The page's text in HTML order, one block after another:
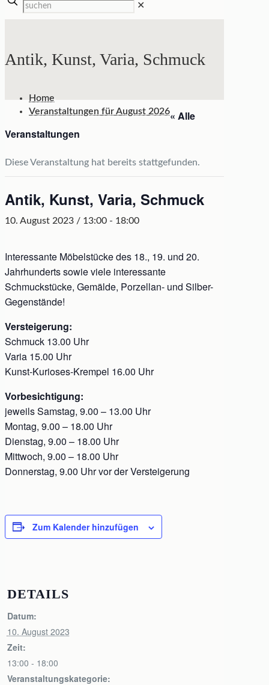
✕
Antik, Kunst, Varia, Schmuck
Home
Veranstaltungen für August 2026« Alle
Veranstaltungen
Diese Veranstaltung hat bereits stattgefunden.
Antik, Kunst, Varia, Schmuck
10. August 2023 / 13:00 - 18:00
Interessante Möbelstücke des 18., 19. und 20.
Jahrhunderts sowie viele interessante
Schmuckstücke, Gemälde, Porzellan- und Silber-
Gegenstände!
Versteigerung:
Schmuck 13.00 Uhr
Varia 15.00 Uhr
Kunst-Kurioses-Krempel 16.00 Uhr
Vorbesichtigung:
jeweils Samstag, 9.00 – 13.00 Uhr
Montag, 9.00 – 18.00 Uhr
Dienstag, 9.00 – 18.00 Uhr
Mittwoch, 9.00 – 18.00 Uhr
Donnerstag, 9.00 Uhr vor der Versteigerung
Zum Kalender hinzufügen
DETAILS
Datum:
10. August 2023
Zeit:
13:00 - 18:00
Veranstaltungskategorie: